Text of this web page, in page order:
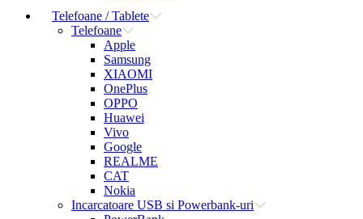
Telefoane / Tablete
Telefoane
Apple
Samsung
XIAOMI
OnePlus
OPPO
Huawei
Vivo
Google
REALME
CAT
Nokia
Incarcatoare USB si Powerbank-uri